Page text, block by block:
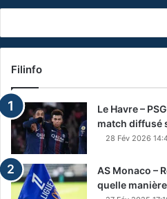
Filinfo
Le Havre –
match diffusé
28 Fév 2026
AS Monaco –
quelle